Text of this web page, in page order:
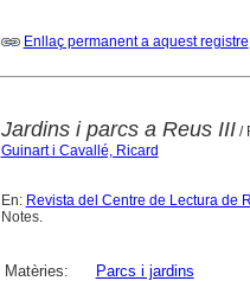
Enllaç permanent a aquest registre
Jardins i parcs a Reus III/
Guinart i Cavallé, Ricard
En: Revista del Centre de Lectura de
Notes.
Matèries:
Parcs i jardins